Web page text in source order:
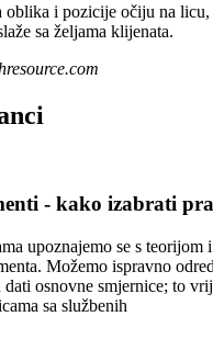
i pozicije očiju na
sa željama klijenata.
- kako izabrati
upoznajemo se s
Možemo ispravno
dati osnovne smjernice; to
sa službenih